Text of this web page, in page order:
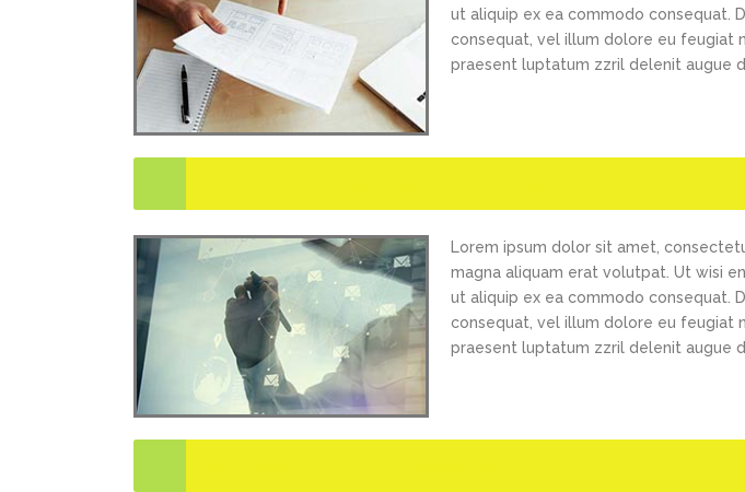
ut aliquip ex ea commodo consequat.
consequat, vel illum dolore eu feugiat
praesent luptatum zzril delenit augue
Lorem ipsum dolor sit amet,
magna aliquam erat volutpat. Ut wisi
ut aliquip ex ea commodo consequat.
consequat, vel illum dolore eu feugiat
praesent luptatum zzril delenit augue